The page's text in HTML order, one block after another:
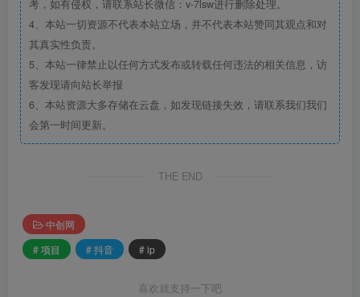
考，如有侵权，请联系站长微信：v-7lsw进行删除处理。
4、本站一切资源不代表本站立场，并不代表本站赞同其观点和对
其真实性负责。
5、本站一律禁止以任何方式发布或转载任何违法的相关信息，访
客发现请向站长举报
6、本站资源大多存储在云盘，如发现链接失效，请联系我们我们
会第一时间更新。
THE END
中创网
# 项目
# 抖音 # ip
喜欢就支持一下吧